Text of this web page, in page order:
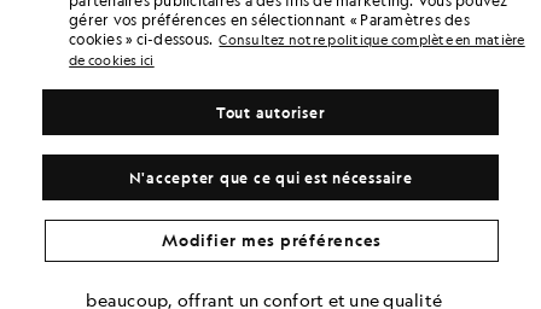
gérer vos préférences en sélectionnant « Paramètres des
cookies » ci-dessous. Consultez notre politique complète en matière
de cookies ici
N'accepter que ce qui est nécessaire
Tout autoriser
Modifier mes préférences